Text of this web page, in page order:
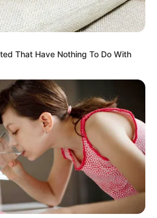
That Have Nothing To Do With